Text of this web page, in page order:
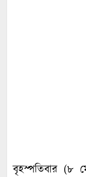
বৃহস্পতিবার (৮